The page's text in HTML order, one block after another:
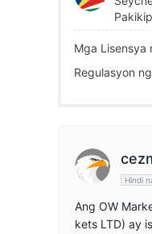
7
8
Regulasyon
Hindi
Ang OW
kets LTD) ay